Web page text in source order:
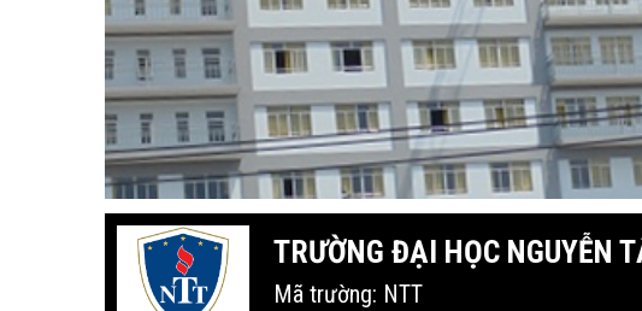
TRƯỜNG ĐẠI HỌC NGUYỄN
Mã trường: NTT